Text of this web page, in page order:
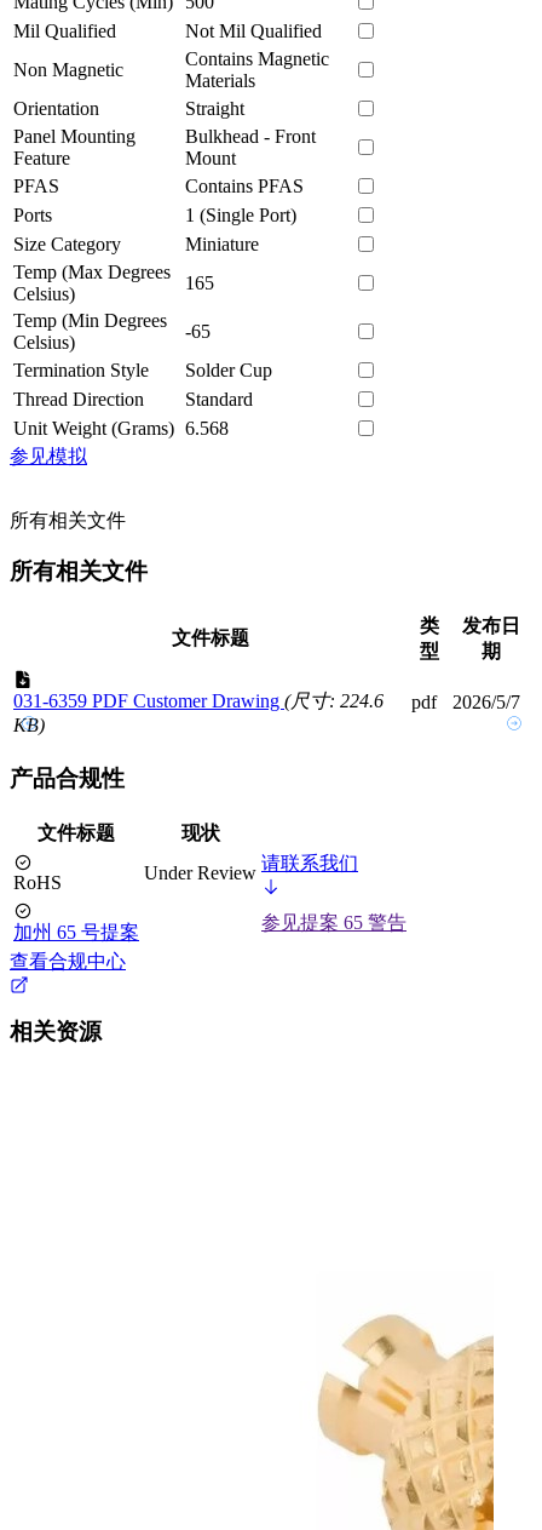
Mil Qualified
Not Mil Qualified
Non Magnetic
Contains Magnetic
Materials
Orientation
Straight
Panel Mounting
Feature
Bulkhead - Front
Mount
PFAS
Contains PFAS
Ports
1 (Single Port)
Size Category
Miniature
Temp (Max Degrees
Celsius)
165
Temp (Min Degrees
Celsius)
-65
Termination Style
Solder Cup
Thread Direction
Standard
Unit Weight (Grams) 6.568
参见模拟
所有相关文件
所有相关文件
文件标题
类
型
发布日
期
031-6359 PDF Customer Drawing (尺寸: 224.6
KB)
pdf 2026/5/7
产品合规性
文件标题 现状
RoHS Under Review 请联系我们
加州 65 号提案
参见提案 65 警告
查看合规中心
相关资源